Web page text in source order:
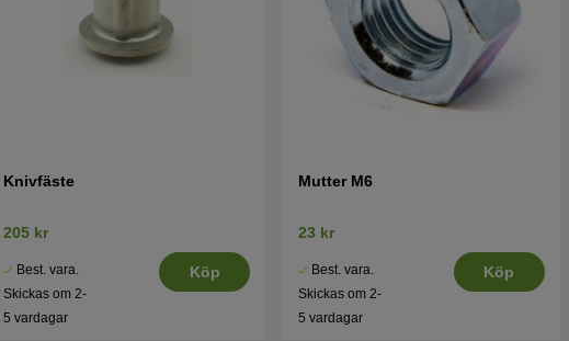
Knivfäste
205 kr
Best. vara.
Skickas om 2-
5 vardagar
Köp
Mutter M6
23 kr
Best. vara.
Skickas om 2-
5 vardagar
Köp